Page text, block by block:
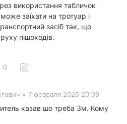
використання табличок
заїхати на тротуар і
засіб так, що
пішоходів.
0
• 7 февраля 2026 20:09
казав шо треба 3м. Кому